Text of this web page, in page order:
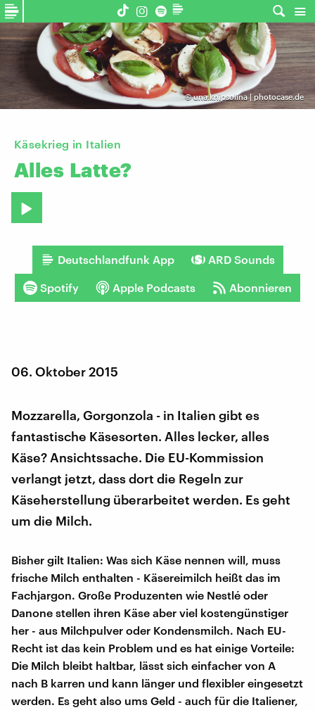
©una.knipsolina | photocase.de
Käsekrieg in Italien
Alles Latte?
Deutschlandfunk App ARD Sounds
Spotify Apple Podcasts Abonnieren
06. Oktober 2015
Mozzarella, Gorgonzola - in Italien gibt es
fantastische Käsesorten. Alles lecker, alles
Käse? Ansichtssache. Die EU-Kommission
verlangt jetzt, dass dort die Regeln zur
Käseherstellung überarbeitet werden. Es geht
um die Milch.
Bisher gilt Italien: Was sich Käse nennen will, muss
frische Milch enthalten - Käsereimilch heißt das im
Fachjargon. Große Produzenten wie Nestlé oder
Danone stellen ihren Käse aber viel kostengünstiger
her - aus Milchpulver oder Kondensmilch. Nach EU-
Recht ist das kein Problem und es hat einige Vorteile:
Die Milch bleibt haltbar, lässt sich einfacher von A
nach B karren und kann länger und flexibler eingesetzt
werden. Es geht also ums Geld - auch für die Italiener,